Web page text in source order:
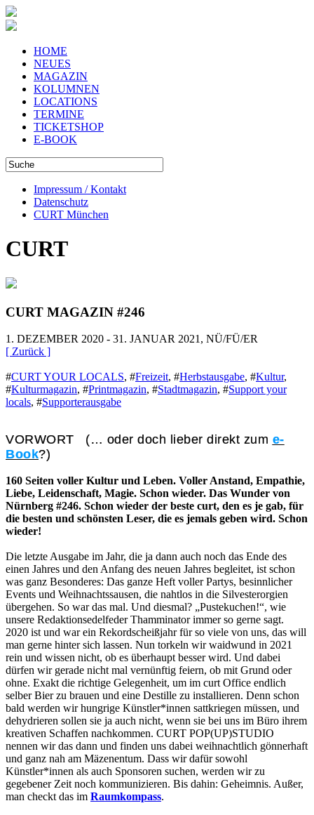
HOME
NEUES
MAGAZIN
KOLUMNEN
LOCATIONS
TERMINE
TICKETSHOP
E-BOOK
Impressum / Kontakt
Datenschutz
CURT München
CURT
CURT MAGAZIN #246
1. DEZEMBER 2020 - 31. JANUAR 2021, NÜ/FÜ/ER
[ Zurück ]
#CURT YOUR LOCALS, #Freizeit, #Herbstausgabe, #Kultur,
#Kulturmagazin, #Printmagazin, #Stadtmagazin, #Support your
locals, #Supporterausgabe
VORWORT (… oder doch lieber direkt zum e-
Book?)
160 Seiten voller Kultur und Leben. Voller Anstand, Empathie,
Liebe, Leidenschaft, Magie. Schon wieder. Das Wunder von
Nürnberg #246. Schon wieder der beste curt, den es je gab, für
die besten und schönsten Leser, die es jemals geben wird. Schon
wieder!
Die letzte Ausgabe im Jahr, die ja dann auch noch das Ende des
einen Jahres und den Anfang des neuen Jahres begleitet, ist schon
was ganz Besonderes: Das ganze Heft voller Partys, besinnlicher
Events und Weihnachtssausen, die nahtlos in die Silvesterorgien
übergehen. So war das mal. Und diesmal? „Pustekuchen!“, wie
unsere Redaktionsedelfeder Thamminator immer so gerne sagt.
2020 ist und war ein Rekordscheißjahr für so viele von uns, das will
man gerne hinter sich lassen. Nun torkeln wir waidwund in 2021
rein und wissen nicht, ob es überhaupt besser wird. Und dabei
dürfen wir gerade nicht mal vernünftig feiern, ob mit Grund oder
ohne. Exakt die richtige Gelegenheit, um im curt Office endlich
selber Bier zu brauen und eine Destille zu installieren. Denn schon
bald werden wir hungrige Künstler*innen sattkriegen müssen, und
dehydrieren sollen sie ja auch nicht, wenn sie bei uns im Büro ihrem
kreativen Schaffen nachkommen. CURT POP(UP)STUDIO
nennen wir das dann und finden uns dabei weihnachtlich gönnerhaft
und ganz nah am Mäzenentum. Dass wir dafür sowohl
Künstler*innen als auch Sponsoren suchen, werden wir zu
gegebener Zeit noch kommunizieren. Bis dahin: Geheimnis. Außer,
man checkt das im Raumkompass.